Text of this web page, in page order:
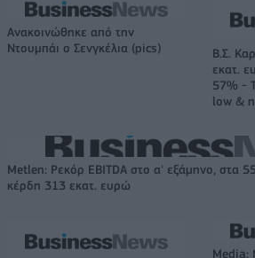
Ανακοινώθηκε από την
Ντουμπάι ο Σενγκέλια (pics)
Β.Σ.
εκατ.
57% -
low &
Metlen: Ρεκόρ EBITDA στο α' εξάμηνο, στα
κέρδη 313 εκατ. ευρώ
Media: